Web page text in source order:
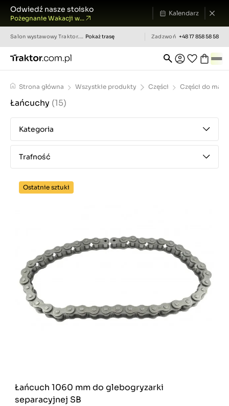
Odwiedź nasze stoisko
Pożegnanie Wakacji w...
Kalendarz
Salon wystawowy Traktor.com.pl Pokaż trasę Zadzwoń +48 17 858 58 58
Strona główna Wszystkie produkty Części Części do
Łańcuchy (15)
Kategoria
Trafność
Ostatnie sztuki
Łańcuch 1060 mm do glebogryzarki
separacyjnej SB